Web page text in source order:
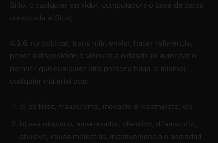
Sitio, o cualquier servidor, computadora o base de datos
conectada al Sitio;
4.3.6. no publicar, transmitir, enviar, hacer referencia,
poner a disposición o vincular a o desde (o autorizar o
permitir que cualquier otra persona haga lo mismo)
cualquier material que:
a) es falso, fraudulento, inexacto o incompleto; y/o
b) sea obsceno, amenazador, ofensivo, difamatorio,
abusivo, cause molestias, inconveniencia o ansiedad